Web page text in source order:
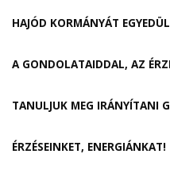
HAJÓD KORMÁNYÁT
A GONDOLATAIDDAL, AZ
TANULJUK MEG IRÁNYÍTANI
ÉRZÉSEINKET, ENERGIÁNKAT!